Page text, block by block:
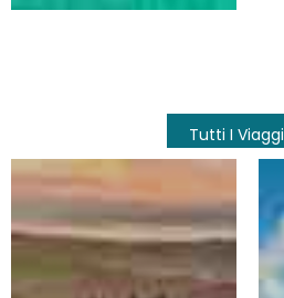
Tutti I Viaggi